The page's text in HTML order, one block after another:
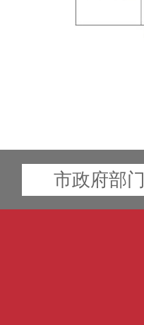
市政府部门